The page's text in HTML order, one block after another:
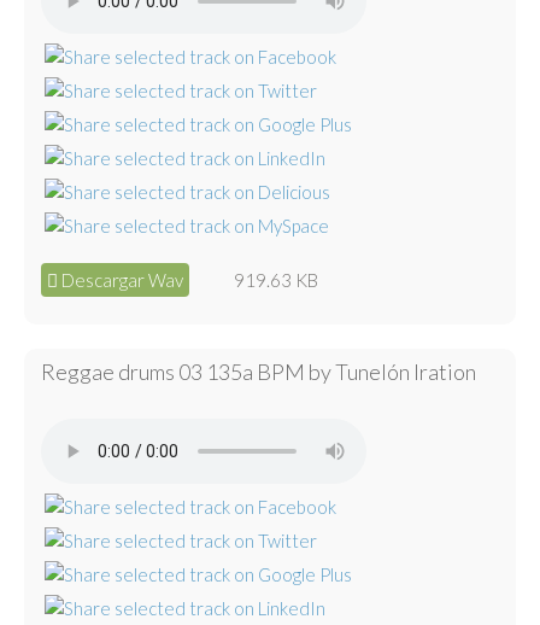
Descargar Wav 919.63 KB
Reggae drums 03 135a BPM by Tunelón Iration